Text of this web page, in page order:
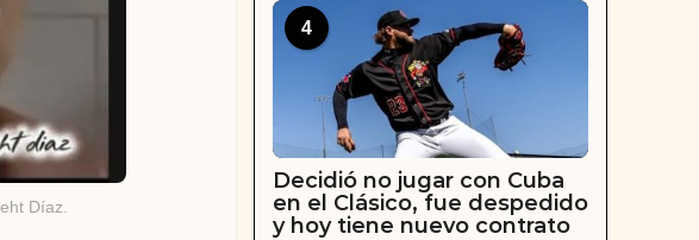
Díaz.
4
Decidió no jugar con Cuba
en el Clásico, fue despedido
y hoy tiene nuevo contrato